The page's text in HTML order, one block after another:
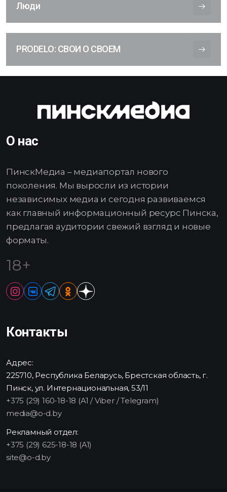
Люди
PRODELO: СВОИ О СВОЕМ
О нас
ПинскМедиа – медиапортал нового
поколения. Мы выросли из истории
независимых медиа и сегодня развиваемся
как главный информационный ресурс Пинска,
предлагая аудитории свежий взгляд и новые
форматы.
18+
Контакты
Адрес:
225710, Республика Беларусь, Брестская область, г.
Пинск, ул. Интернациональная, 53/11
+375 (29) 160-18-18 (A1 / Viber / Telegram)
media@o-d.by
Рекламный отдел:
+375 (29) 625-18-18 (A1)
site@o-d.by